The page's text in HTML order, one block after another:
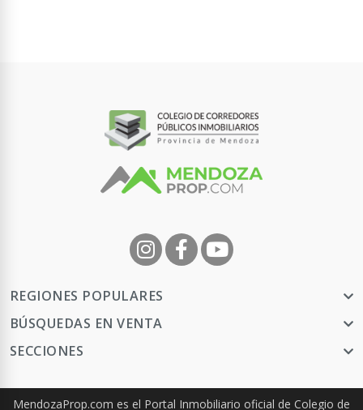
REGIONES POPULARES
BÚSQUEDAS EN VENTA
SECCIONES
MendozaProp.com es el Portal Inmobiliario oficial de Colegio de